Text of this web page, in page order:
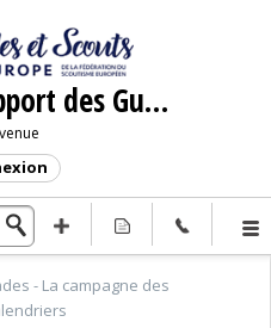
Portail de support des Guides et Scouts d'Europe
- La campagne des